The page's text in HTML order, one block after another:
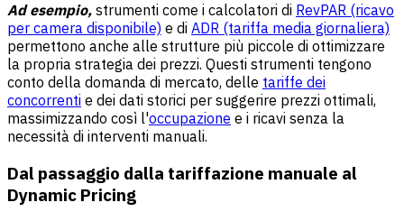
Ad esempio, strumenti come i calcolatori di RevPAR (ricavo
per camera disponibile) e di ADR (tariffa media giornaliera)
permettono anche alle strutture più piccole di ottimizzare
la propria strategia dei prezzi. Questi strumenti tengono
conto della domanda di mercato, delle tariffe dei
concorrenti e dei dati storici per suggerire prezzi ottimali,
massimizzando così l'occupazione e i ricavi senza la
necessità di interventi manuali.
Dal passaggio dalla tariffazione manuale al
Dynamic Pricing